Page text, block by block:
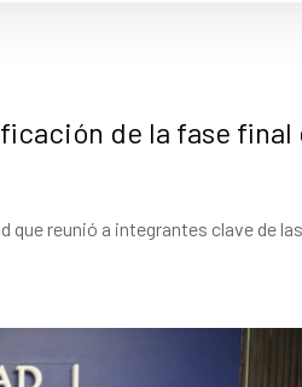
de la fase final
que reunió a integrantes clave de